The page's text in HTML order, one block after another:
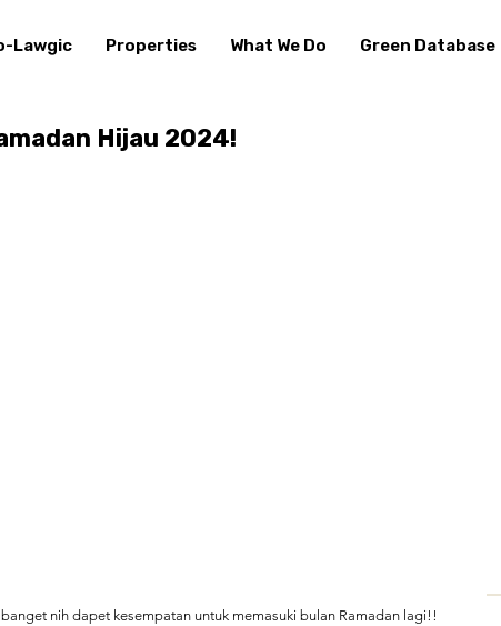
Lawgic Properties What We Do Green Database
Hijau 2024!
banget nih dapet kesempatan untuk memasuki bulan Ramadan lagi!!